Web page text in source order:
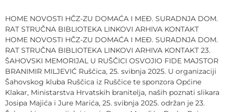
HOME NOVOSTI HČZ-ZU DOMAĆA I MEĐ. SURADNJA DOM.
RAT STRUČNA BIBLIOTEKA LINKOVI ARHIVA KONTAKT
HOME NOVOSTI HČZ-ZU DOMAĆA I MEĐ. SURADNJA DOM.
RAT STRUČNA BIBLIOTEKA LINKOVI ARHIVA KONTAKT 23.
ŠAHOVSKI MEMORIJAL U RUŠČICI OSVOJIO FIDE MAJSTOR
BRANIMIR MILJEVIĆ Ruščica, 25. svibnja 2025. U organizaciji
Šahovskog kluba Ruščica iz Ruščice te sponzora Općine
Klakar, Ministarstva Hrvatskih branitelja, naših poznati slikara
Josipa Majića i Jure Marića, 25. svibnja 2025. održan je 23.